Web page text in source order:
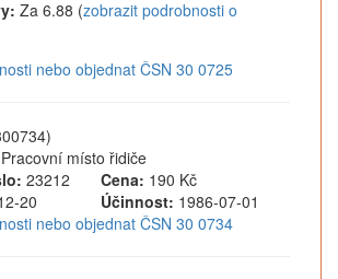
Za 6.88 (zobrazit podrobnosti o
nebo objednat ČSN 30 0725
místo řidiče
23212 Cena: 190 Kč
20 Účinnost: 1986-07-01
nebo objednat ČSN 30 0734